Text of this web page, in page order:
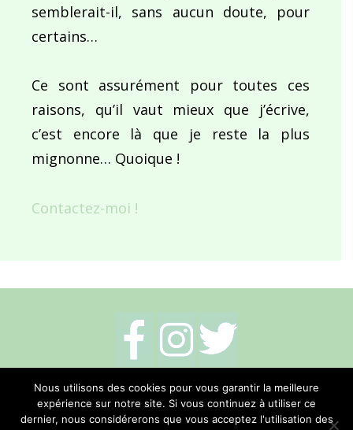
semblerait-il, sans aucun doute, pour
certains…
Ce sont assurément pour toutes ces
raisons, qu’il vaut mieux que j’écrive,
c’est encore là que je reste la plus
mignonne… Quoique !
Contactez-moi !
Mentions légales- Politique de cookies-
Me contacter
Nous utilisons des cookies pour vous garantir la meilleure
expérience sur notre site. Si vous continuez à utiliser ce
dernier, nous considérerons que vous acceptez l'utilisation des